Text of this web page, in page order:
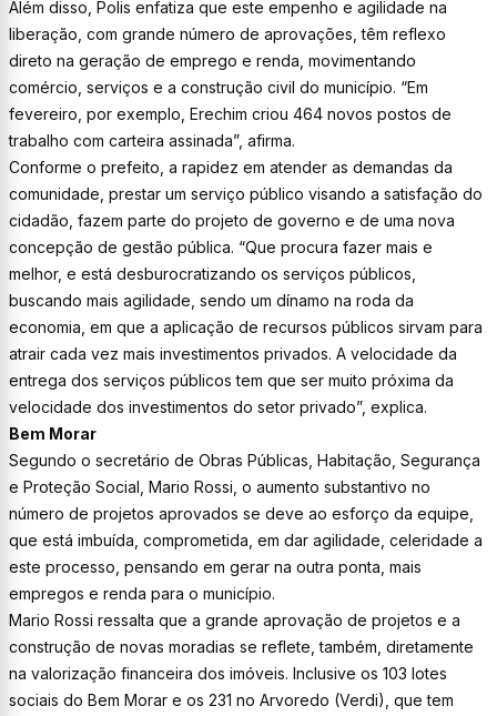
Além disso, Polis enfatiza que este empenho e agilidade na
liberação, com grande número de aprovações, têm reflexo
direto na geração de emprego e renda, movimentando
comércio, serviços e a construção civil do município. “Em
fevereiro, por exemplo, Erechim criou 464 novos postos de
trabalho com carteira assinada”, afirma.
Conforme o prefeito, a rapidez em atender as demandas da
comunidade, prestar um serviço público visando a satisfação do
cidadão, fazem parte do projeto de governo e de uma nova
concepção de gestão pública. “Que procura fazer mais e
melhor, e está desburocratizando os serviços públicos,
buscando mais agilidade, sendo um dínamo na roda da
economia, em que a aplicação de recursos públicos sirvam para
atrair cada vez mais investimentos privados. A velocidade da
entrega dos serviços públicos tem que ser muito próxima da
velocidade dos investimentos do setor privado”, explica.
Bem Morar
Segundo o secretário de Obras Públicas, Habitação, Segurança
e Proteção Social, Mario Rossi, o aumento substantivo no
número de projetos aprovados se deve ao esforço da equipe,
que está imbuída, comprometida, em dar agilidade, celeridade a
este processo, pensando em gerar na outra ponta, mais
empregos e renda para o município.
Mario Rossi ressalta que a grande aprovação de projetos e a
construção de novas moradias se reflete, também, diretamente
na valorização financeira dos imóveis. Inclusive os 103 lotes
sociais do Bem Morar e os 231 no Arvoredo (Verdi), que tem